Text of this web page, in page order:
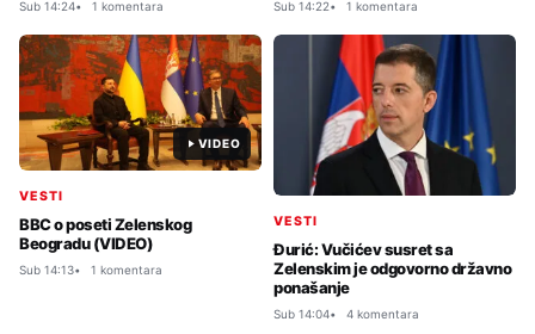
Sub 14:24 1 komentara Sub 14:22 1 komentara
VIDEO
VESTI
BBC o poseti Zelenskog
Beogradu (VIDEO)
Sub 14:13 1 komentara
VESTI
Đurić: Vučićev susret sa
Zelenskim je odgovorno državno
ponašanje
Sub 14:04 4 komentara